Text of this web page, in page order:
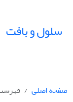
سلول و بافت
صفحه اصلی